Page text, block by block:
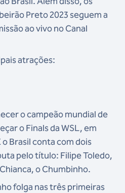
Preto 2023 seguem a
ao vivo no Canal
atrações:
o campeão mundial de
o Finals da WSL, em
Brasil conta com dois
pelo título: Filipe Toledo,
o Chumbinho.
folga nas três primeiras